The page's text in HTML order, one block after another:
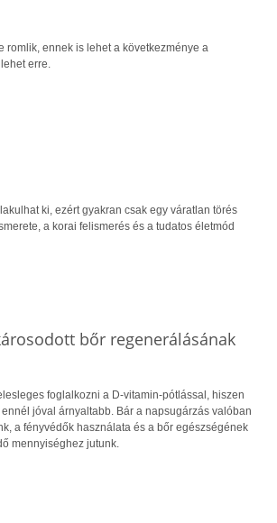
romlik, ennek is lehet a következménye a
erre.
ki, ezért gyakran csak egy váratlan törés
a korai felismerés és a tudatos életmód
bőr regenerálásának
foglalkozni a D-vitamin-pótlással, hiszen
jóval árnyaltabb. Bár a napsugárzás valóban
a fényvédők használata és a bőr egészségének
mennyiséghez jutunk.